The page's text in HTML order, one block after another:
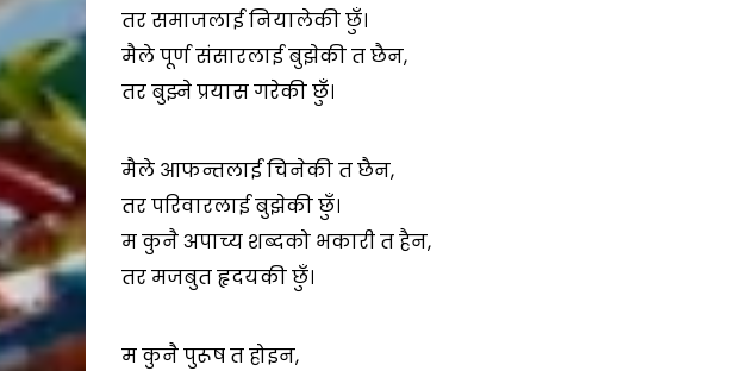
तर समाजलाई नियालेकी छुँ।
मैले पूर्ण संसारलाई बुझेकी त छैन,
तर बुझ्ने प्रयास गरेकी छुँ।
मैले आफन्तलाई चिनेकी त छैन,
तर परिवारलाई बुझेकी छुँ।
म कुनै अपाच्य शब्दको भकारी त हैन,
तर मजबुत हृदयकी छुँ।
म कुनै पुरूष त होइन,